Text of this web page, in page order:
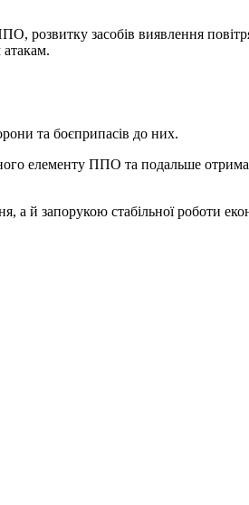
розвитку засобів виявлення
та боєприпасів до них.
елементу ППО та подальше
а й запорукою стабільної роботи